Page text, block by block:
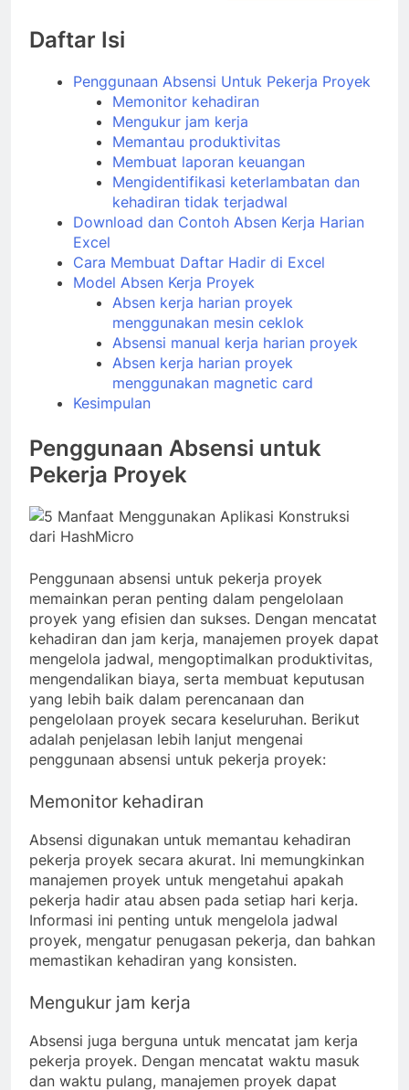
Daftar Isi
Penggunaan Absensi Untuk Pekerja Proyek
Memonitor kehadiran
Mengukur jam kerja
Memantau produktivitas
Membuat laporan keuangan
Mengidentifikasi keterlambatan dan
kehadiran tidak terjadwal
Download dan Contoh Absen Kerja Harian
Excel
Cara Membuat Daftar Hadir di Excel
Model Absen Kerja Proyek
Absen kerja harian proyek
menggunakan mesin ceklok
Absensi manual kerja harian proyek
Absen kerja harian proyek
menggunakan magnetic card
Kesimpulan
Penggunaan Absensi untuk
Pekerja Proyek
Penggunaan absensi untuk pekerja proyek
memainkan peran penting dalam pengelolaan
proyek yang efisien dan sukses. Dengan mencatat
kehadiran dan jam kerja, manajemen proyek dapat
mengelola jadwal, mengoptimalkan produktivitas,
mengendalikan biaya, serta membuat keputusan
yang lebih baik dalam perencanaan dan
pengelolaan proyek secara keseluruhan. Berikut
adalah penjelasan lebih lanjut mengenai
penggunaan absensi untuk pekerja proyek:
Memonitor kehadiran
Absensi digunakan untuk memantau kehadiran
pekerja proyek secara akurat. Ini memungkinkan
manajemen proyek untuk mengetahui apakah
pekerja hadir atau absen pada setiap hari kerja.
Informasi ini penting untuk mengelola jadwal
proyek, mengatur penugasan pekerja, dan bahkan
memastikan kehadiran yang konsisten.
Mengukur jam kerja
Absensi juga berguna untuk mencatat jam kerja
pekerja proyek. Dengan mencatat waktu masuk
dan waktu pulang, manajemen proyek dapat